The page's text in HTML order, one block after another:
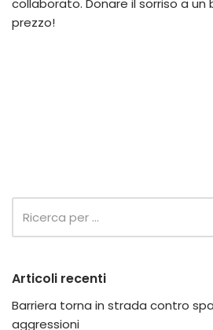
collaborato. Donare il sorriso a un
prezzo!
Articoli recenti
Barriera torna in strada contro
aggressioni